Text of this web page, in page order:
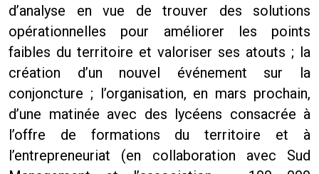
d’analyse en vue de trouver des solutions
opérationnelles pour améliorer les points
faibles du territoire et valoriser ses atouts ; la
création d’un nouvel événement sur la
conjoncture ; l’organisation, en mars prochain,
d’une matinée avec des lycéens consacrée à
l’offre de formations du territoire et à
l’entrepreneuriat (en collaboration avec Sud